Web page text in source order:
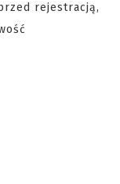
rejestracją,